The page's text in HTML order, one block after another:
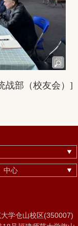
战部（校友会） ]
中心
学仓山校区(350007)